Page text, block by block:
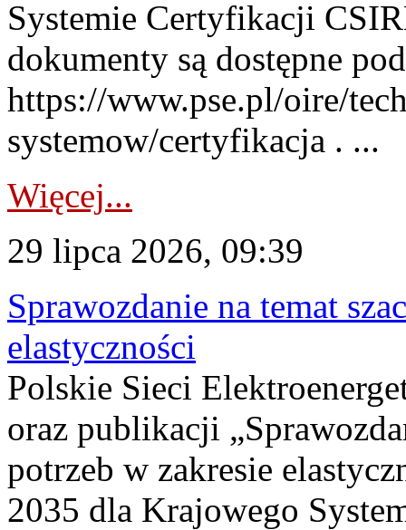
Systemie Certyfikacji
dokumenty są dostępne
https://www.pse.pl/oire/
systemow/certyfikacja . ...
Więcej...
29 lipca 2026, 09:39
Sprawozdanie na temat
elastyczności
Polskie Sieci
oraz publikacji
potrzeb w zakresie
2035 dla Krajowego